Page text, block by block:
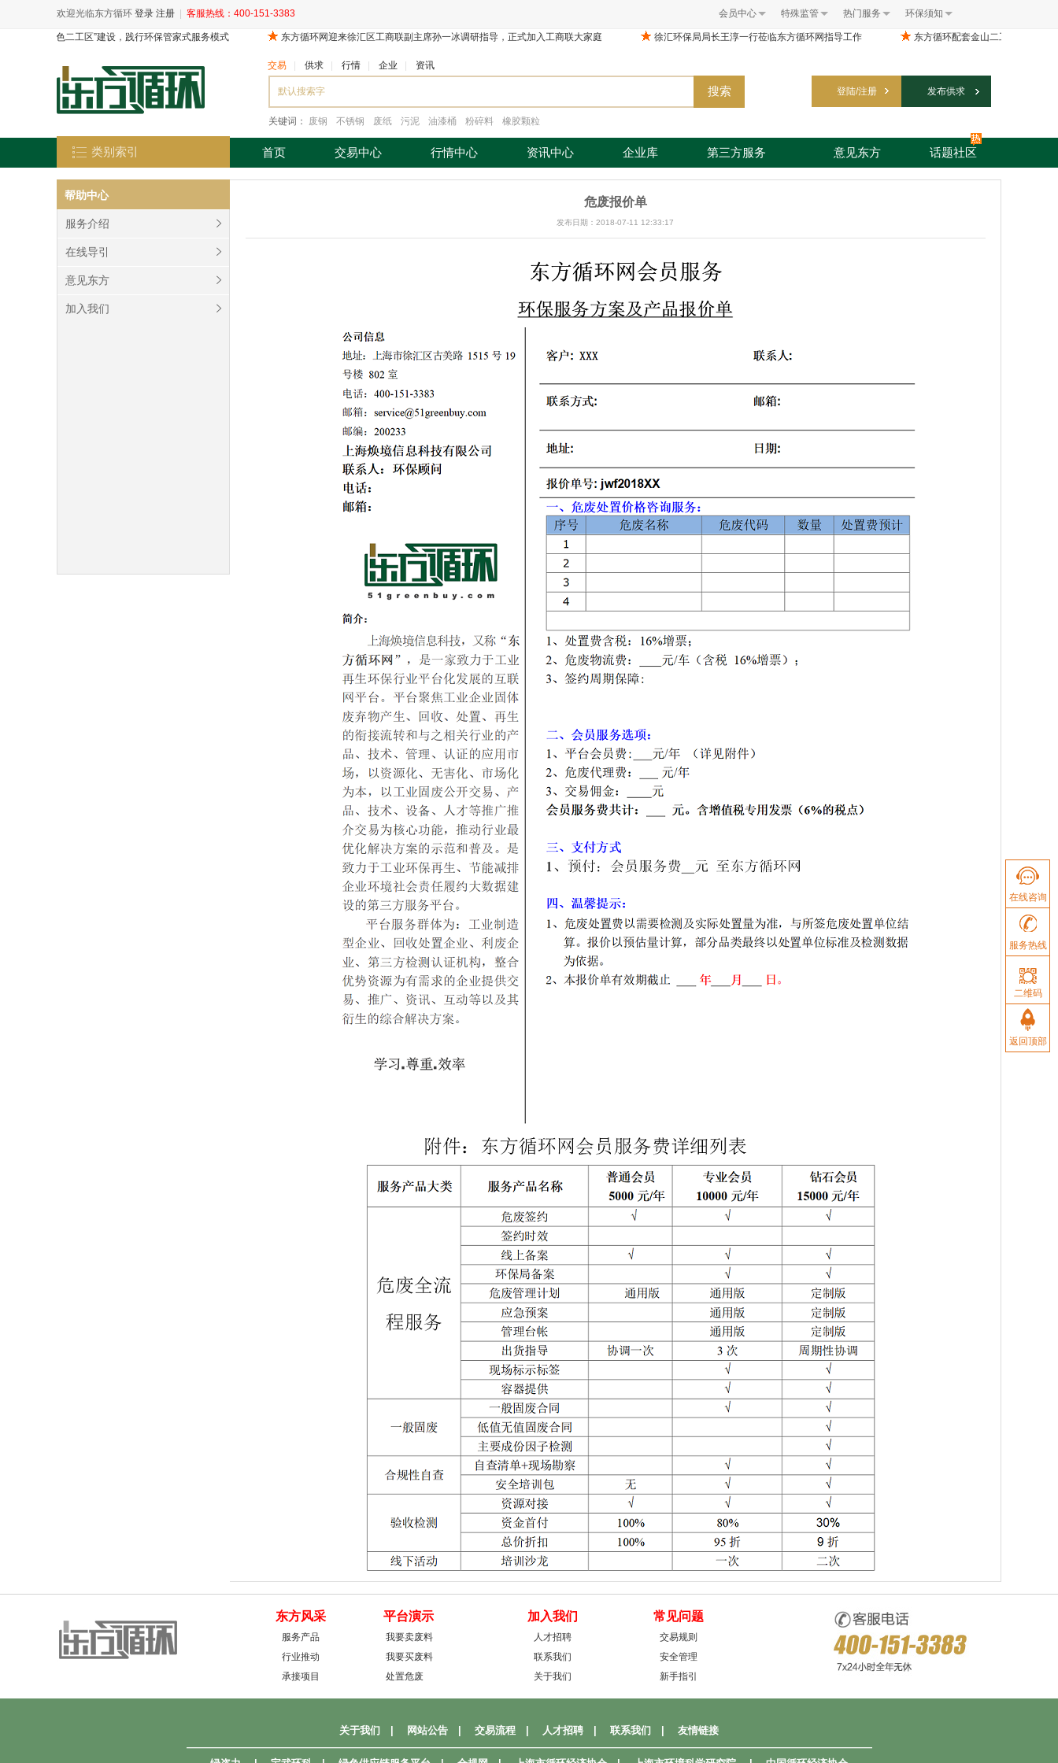
欢迎光临东方循环 登录 注册 客服热线：400-151-3383 环保须知
热门服务
特殊监管
会员中心
交易 供求 行情 企业 资讯
搜索
关键词： 废钢 不锈钢 废纸 污泥 油漆桶 粉碎料 橡胶颗粒
登陆/注册 发布供求
类别索引 首页 交易中心 行情中心 资讯中心 企业库 第三方服务 意见东方 话题社区
帮助中心
服务介绍
在线导引
意见东方
加入我们
危废报价单
发布日期：2018-07-11 12:33:17
东方风采
服务产品
行业推动
承接项目
平台演示
我要卖废料
我要买废料
处置危废
加入我们
人才招聘
联系我们
关于我们
常见问题
交易规则
安全管理
新手指引
关于我们 网站公告 交易流程 人才招聘 联系我们
友情链接
———————————————————————————————————————————————————————————————————
在线咨询
服务热线
二维码
返回顶部